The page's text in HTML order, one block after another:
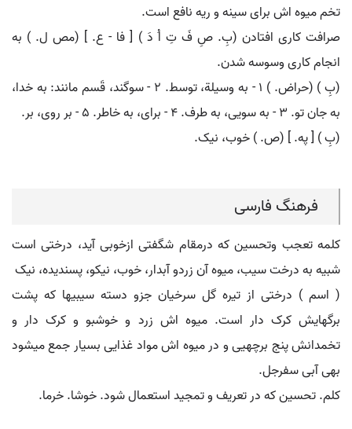
تخم میوه اش برای سینه و ریه نافع است.
صرافت کاری افتادن (بِ. صِ فَ تِ اُ دَ ) [ فا - ع. ] (مص ل. ) به
انجام کاری وسوسه شدن.
(بِ ) (حراض. ) ۱ - به وسیلة، توسط. ۲ - سوگند، قَسم مانند: به خدا،
به جان تو. ۳ - به سویی، به طرف. ۴ - برای، به خاطر. ۵ - بر روی، بر.
(بِ ) [ په. ] (ص. ) خوب، نیک.
فرهنگ فارسی
کلمه تعجب وتحسین که درمقام شگفتی ازخوبی آید، درختی است
شبیه به درخت سیب، میوه آن زردو آبدار، خوب، نیکو، پسندیده، نیک
( اسم ) درختی از تیره گل سرخیان جزو دسته سیبیها که پشت
برگهایش کرک دار است. میوه اش زرد و خوشبو و کرک دار و
تخمدانش پنج برچهیی و در میوه اش مواد غذایی بسیار جمع میشود
بهی آبی سفرجل.
کلم. تحسین که در تعریف و تمجید استعمال شود. خوشا. خرما.